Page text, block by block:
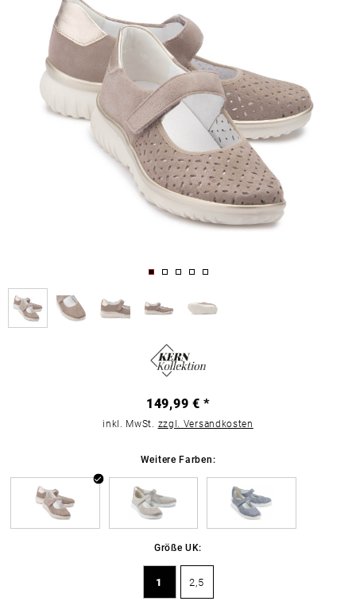
149,99 € *
inkl. MwSt. zzgl. Versandkosten
Weitere Farben:
Größe UK:
1 2,5